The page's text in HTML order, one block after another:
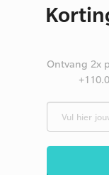
Ontvang 2x